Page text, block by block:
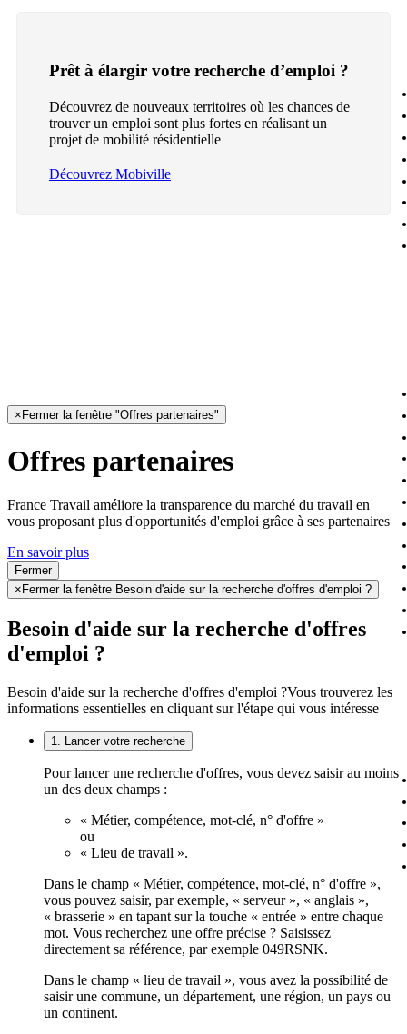
Prêt à élargir votre recherche d’emploi ?
Découvrez de nouveaux territoires où les chances de
trouver un emploi sont plus fortes en réalisant un
projet de mobilité résidentielle
Découvrez Mobiville
× Fermer la fenêtre "Offres partenaires"
Offres partenaires
France Travail améliore la transparence du marché du travail en
vous proposant plus d'opportunités d'emploi grâce à ses partenaires
En savoir plus
Fermer
× Fermer la fenêtre Besoin d'aide sur la recherche d'offres d'emploi ?
Besoin d'aide sur la recherche d'offres
d'emploi ?
Besoin d'aide sur la recherche d'offres d'emploi ?Vous trouverez les
informations essentielles en cliquant sur l'étape qui vous intéresse
1. Lancer votre recherche
Pour lancer une recherche d'offres, vous devez saisir au moins
un des deux champs :
« Métier, compétence, mot-clé, n° d'offre »
ou
« Lieu de travail ».
Dans le champ « Métier, compétence, mot-clé, n° d'offre »,
vous pouvez saisir, par exemple, « serveur », « anglais »,
« brasserie » en tapant sur la touche « entrée » entre chaque
mot. Vous recherchez une offre précise ? Saisissez
directement sa référence, par exemple 049RSNK.
Dans le champ « lieu de travail », vous avez la possibilité de
saisir une commune, un département, une région, un pays ou
un continent.